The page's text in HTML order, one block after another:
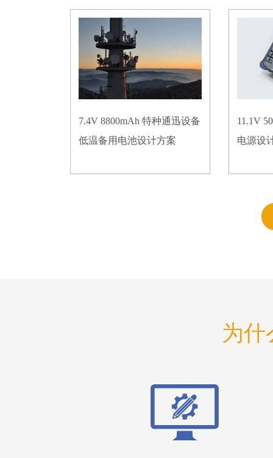
7.4V 8800mAh 特种通迅设备
低温备用电池设计方案
11.1V
电源设
为什